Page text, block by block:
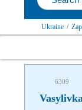
Ukraine /
6309